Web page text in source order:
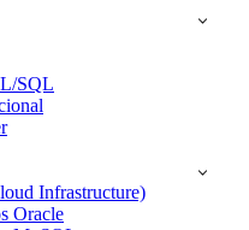
SQL
Infrastructure)
Oracle